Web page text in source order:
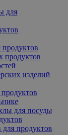
для
продуктов
продуктов
изделий
для посуды
продуктов